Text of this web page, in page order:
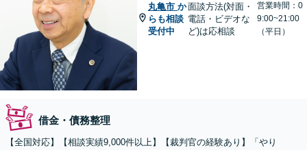
丸亀市 か
らも相談
受付中
面談方法(対面・
電話・ビデオな
ど)は応相談
営業時間：0
9:00~21:00
（平日）
借金・債務整理
【全国対応】【相談実績9,000件以上】【裁判官の経験あり】「やり